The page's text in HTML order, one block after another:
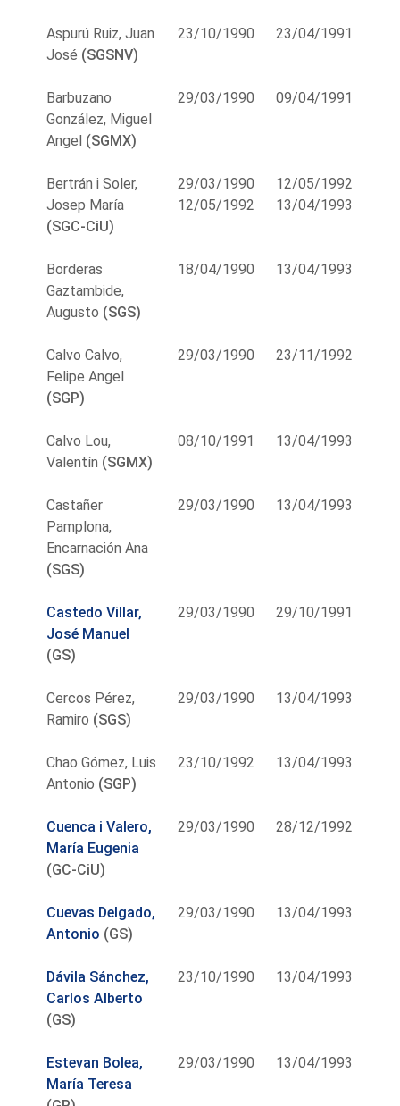
Aspurú Ruiz, Juan
José (SGSNV)
23/10/1990 23/04/1991
Barbuzano
González, Miguel
Angel (SGMX)
29/03/1990 09/04/1991
Bertrán i Soler,
Josep María
(SGC-CiU)
29/03/1990
12/05/1992
12/05/1992
13/04/1993
Borderas
Gaztambide,
Augusto (SGS)
18/04/1990 13/04/1993
Calvo Calvo,
Felipe Angel
(SGP)
29/03/1990 23/11/1992
Calvo Lou,
Valentín (SGMX)
08/10/1991 13/04/1993
Castañer
Pamplona,
Encarnación Ana
(SGS)
29/03/1990 13/04/1993
Castedo Villar,
José Manuel
(GS)
29/03/1990 29/10/1991
Cercos Pérez,
Ramiro (SGS)
29/03/1990 13/04/1993
Chao Gómez, Luis
Antonio (SGP)
23/10/1992 13/04/1993
Cuenca i Valero,
María Eugenia
(GC-CiU)
29/03/1990 28/12/1992
Cuevas Delgado,
Antonio (GS)
29/03/1990 13/04/1993
Dávila Sánchez,
Carlos Alberto
(GS)
23/10/1990 13/04/1993
Estevan Bolea,
María Teresa
29/03/1990 13/04/1993